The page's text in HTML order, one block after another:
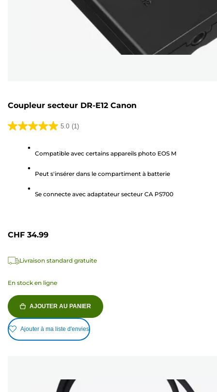
Coupleur secteur DR-E12 Canon
5.0 (1)
5.0
étoiles.
Compatible avec certains appareils photo EOS M
Peut s'insérer dans le compartiment à batterie
Se connecte avec adaptateur secteur CA PS700
CHF 34.99
Livraison standard gratuite
En stock en ligne
AJOUTER AU PANIER
Ajouter à ma liste d'envies